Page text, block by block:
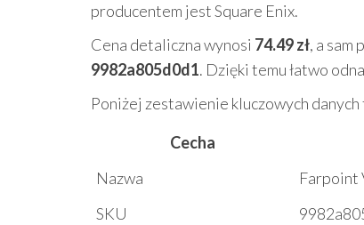
producentem jest Square Enix.
Cena detaliczna wynosi 74.49 zł, a sam
9982a805d0d1. Dzięki temu łatwo
Poniżej zestawienie kluczowych
Cecha
Nazwa
Farpoint
SKU